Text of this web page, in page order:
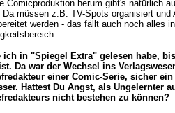
Comicproduktion herum gibt's natürlich
Da müssen z.B. TV-Spots organisiert und
werden - das fällt auch noch alles
ich in "Spiegel Extra" gelesen habe,
Da war der Wechsel ins
einer Comic-Serie, sicher
Hattest Du Angst, als Ungelernter
nicht bestehen zu können?